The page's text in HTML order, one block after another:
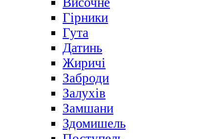
Гірники
Гута
Датинь
Жиричі
Заброди
Залухів
Замшани
Здомишель